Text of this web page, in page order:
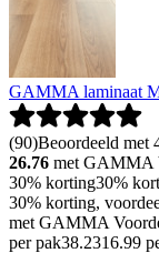
GAMMA laminaat
(90)Beoordeeld met
26.76 met GAMMA
30% korting30%
30% korting,
met GAMMA
per pak38.2316.99